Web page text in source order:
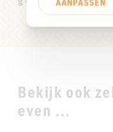
Bekijk ook
even ...